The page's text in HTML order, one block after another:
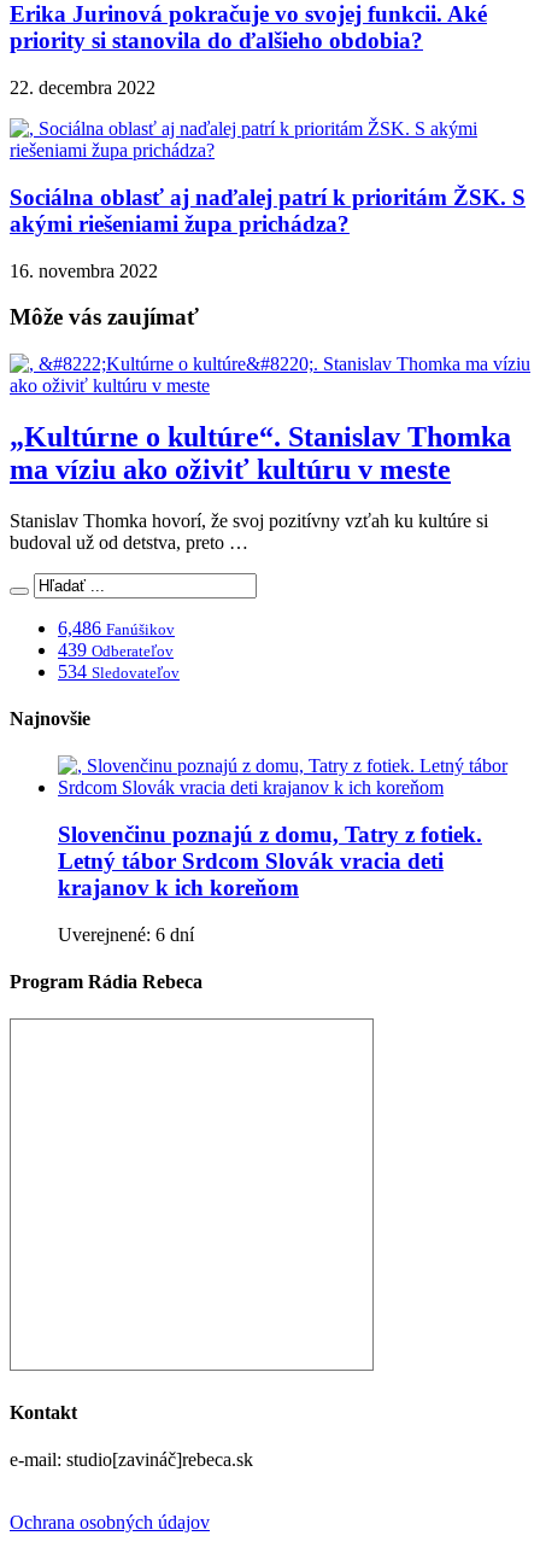
Erika Jurinová pokračuje vo svojej funkcii. Aké
priority si stanovila do ďalšieho obdobia?
22. decembra 2022
Sociálna oblasť aj naďalej patrí k prioritám ŽSK. S
akými riešeniami župa prichádza?
16. novembra 2022
Môže vás zaujímať
„Kultúrne o kultúre“. Stanislav Thomka
ma víziu ako oživiť kultúru v meste
Stanislav Thomka hovorí, že svoj pozitívny vzťah ku kultúre si
budoval už od detstva, preto …
6,486 Fanúšikov
439 Odberateľov
534 Sledovateľov
Najnovšie
Slovenčinu poznajú z domu, Tatry z fotiek.
Letný tábor Srdcom Slovák vracia deti
krajanov k ich koreňom
Uverejnené: 6 dní
Program Rádia Rebeca
Kontakt
e-mail: studio[zavináč]rebeca.sk
Ochrana osobných údajov